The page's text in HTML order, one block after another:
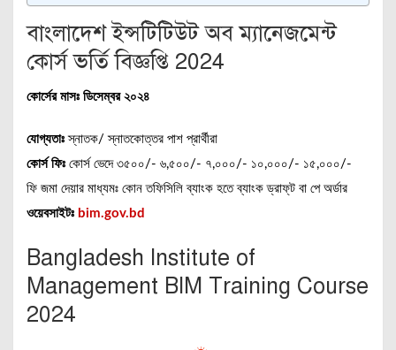
বাংলাদেশ ইন্সটিটিউট অব ম্যানেজমেন্ট
কোর্স ভর্তি বিজ্ঞপ্তি 2024
কোর্সের মাসঃ ডিসেম্বর ২০২৪
যোগ্যতাঃ স্নাতক/ স্নাতকোত্তর পাশ প্রার্থীরা
কোর্স ফিঃ কোর্স ভেদে ৩৫০০/- ৬,৫০০/- ৭,০০০/- ১০,০০০/- ১৫,০০০/-
ফি জমা দেয়ার মাধ্যমঃ কোন তফিসিলি ব্যাংক হতে ব্যাংক ড্রাফ্‌ট বা পে অর্ডার
ওয়েবসাইটঃ bim.gov.bd
Bangladesh Institute of
Management BIM Training Course
2024